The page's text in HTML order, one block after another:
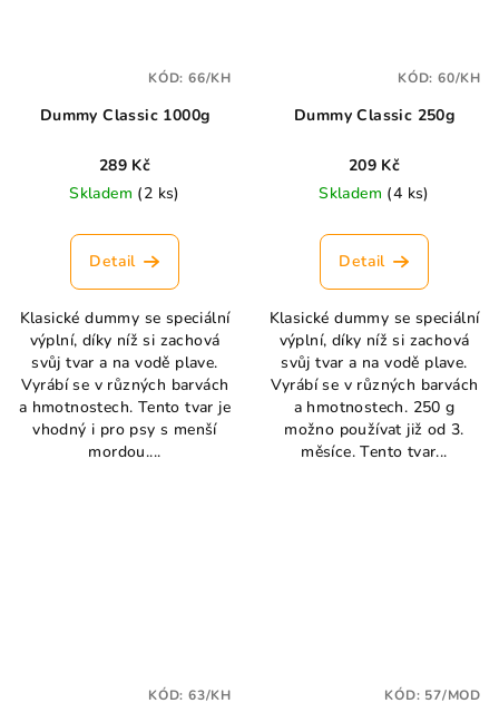
Dummy Classic 1000g
289 Kč
Skladem (2 ks)
Detail
Klasické dummy se speciální
výplní, díky níž si zachová
svůj tvar a na vodě plave.
Vyrábí se v různých barvách
a hmotnostech. Tento tvar je
vhodný i pro psy s menší
mordou....
KÓD: 66/KH
Dummy Classic 250g
209 Kč
Skladem (4 ks)
Detail
Klasické dummy se speciální
výplní, díky níž si zachová
svůj tvar a na vodě plave.
Vyrábí se v různých barvách
a hmotnostech. 250 g
možno používat již od 3.
měsíce. Tento tvar...
KÓD: 60/KH
KÓD: 63/KH KÓD: 57/MOD